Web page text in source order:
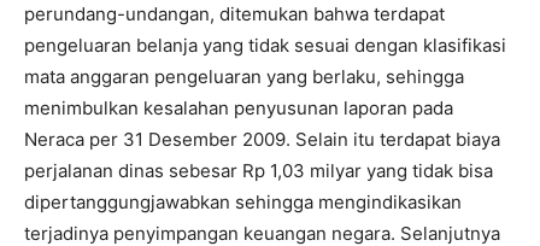
perundang-undangan, ditemukan bahwa terdapat
pengeluaran belanja yang tidak sesuai dengan klasifikasi
mata anggaran pengeluaran yang berlaku, sehingga
menimbulkan kesalahan penyusunan laporan pada
Neraca per 31 Desember 2009. Selain itu terdapat biaya
perjalanan dinas sebesar Rp 1,03 milyar yang tidak bisa
dipertanggungjawabkan sehingga mengindikasikan
terjadinya penyimpangan keuangan negara. Selanjutnya